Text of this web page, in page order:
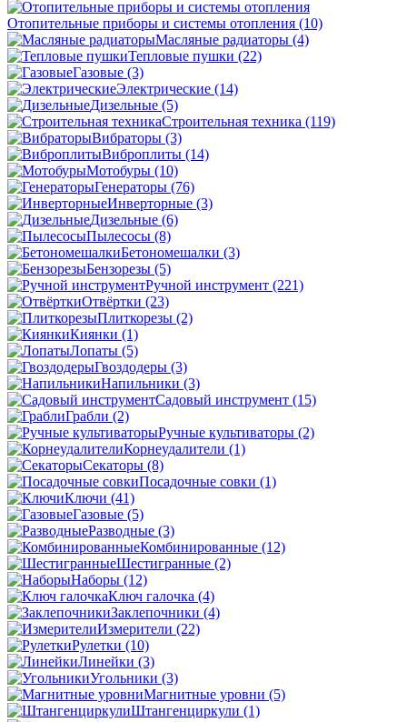
Отопительные приборы и системы отопления (10)
Масляные радиаторы (4)
Тепловые пушки (22)
Газовые (3)
Электрические (14)
Дизельные (5)
Строительная техника (119)
Вибраторы (3)
Виброплиты (14)
Мотобуры (10)
Генераторы (76)
Инверторные (3)
Дизельные (6)
Пылесосы (8)
Бетономешалки (3)
Бензорезы (5)
Ручной инструмент (221)
Отвёртки (23)
Плиткорезы (2)
Киянки (1)
Лопаты (5)
Гвоздодеры (3)
Напильники (3)
Садовый инструмент (15)
Грабли (2)
Ручные культиваторы (2)
Корнеудалители (1)
Секаторы (8)
Посадочные совки (1)
Ключи (41)
Газовые (5)
Разводные (3)
Комбинированные (12)
Шестигранные (2)
Наборы (12)
Ключ галочка (4)
Заклепочники (4)
Измерители (22)
Рулетки (10)
Линейки (3)
Угольники (3)
Магнитные уровни (5)
Штангенциркули (1)